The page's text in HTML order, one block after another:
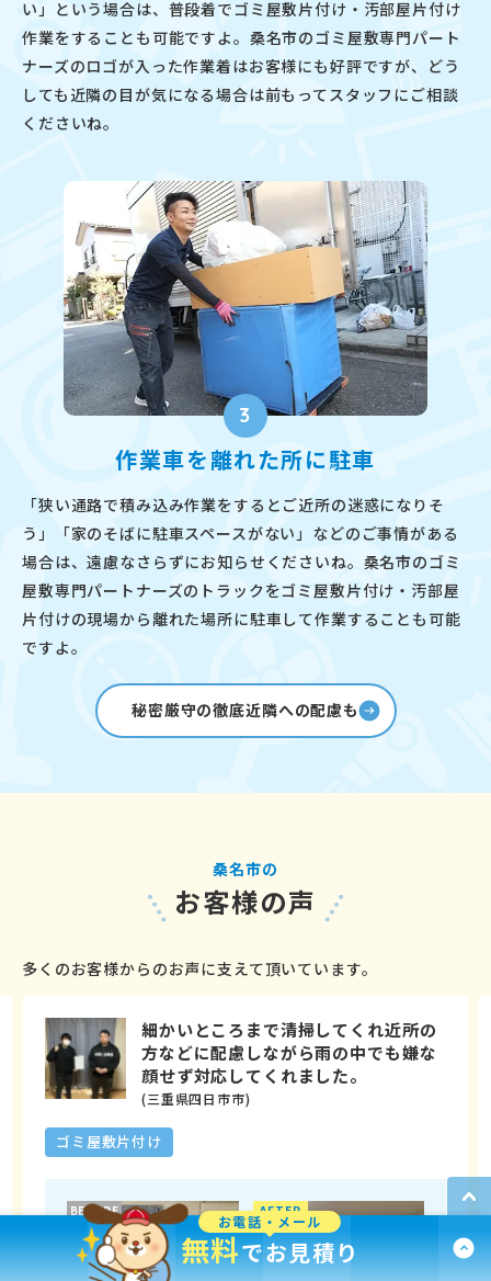
い」という場合は、普段着でゴミ屋敷片付け・汚部屋片付け
作業をすることも可能ですよ。桑名市のゴミ屋敷専門パート
ナーズのロゴが入った作業着はお客様にも好評ですが、どう
しても近隣の目が気になる場合は前もってスタッフにご相談
くださいね。
3
作業車を離れた所に駐車
「狭い通路で積み込み作業をするとご近所の迷惑になりそ
う」「家のそばに駐車スペースがない」などのご事情がある
場合は、遠慮なさらずにお知らせくださいね。桑名市のゴミ
屋敷専門パートナーズのトラックをゴミ屋敷片付け・汚部屋
片付けの現場から離れた場所に駐車して作業することも可能
ですよ。
秘密厳守の徹底近隣への配慮も
桑名市の
お客様の声
多くのお客様からのお声に支えて頂いています。
細かいところまで清掃してくれ近所の
方などに配慮しながら雨の中でも嫌な
顔せず対応してくれました。
(三重県四日市市)
ゴミ屋敷片付け
BEFORE AFTER
お電話・メール
無料でお見積り